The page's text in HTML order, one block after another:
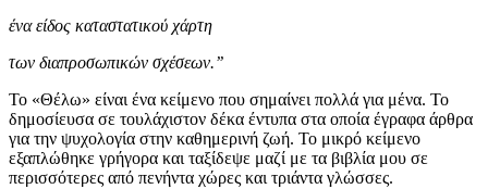
ένα είδος καταστατικού χάρτη
των διαπροσωπικών σχέσεων.’’
Το «Θέλω» είναι ένα κείμενο που σημαίνει πολλά για μένα. Το
δημοσίευσα σε τουλάχιστον δέκα έντυπα στα οποία έγραφα άρθρα
για την ψυχολογία στην καθημερινή ζωή. Το μικρό κείμενο
εξαπλώθηκε γρήγορα και ταξίδεψε μαζί με τα βιβλία μου σε
περισσότερες από πενήντα χώρες και τριάντα γλώσσες.